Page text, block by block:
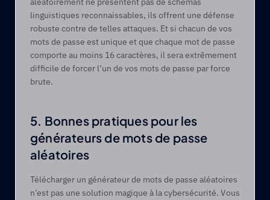
linguistiques reconnaissables, ils offrent une défense
robuste contre de telles attaques. Et si chacun de vos
mots de passe est unique et que chaque mot de passe
comporte au moins 16 caractères, il sera extrêmement
difficile de forcer l’un de vos mots de passe par force
brute.
5. Bonnes pratiques pour les
générateurs de mots de passe
aléatoires
Télécharger un générateur de mots de passe aléatoires
n’est pas une solution magique à la cybersécurité. Vous